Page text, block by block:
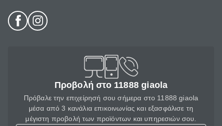
Προβολή στο 11888 giaola
Πρόβαλε την επιχείρησή σου σήμερα στο 11888 giaola
μέσα από 3 κανάλια επικοινωνίας και εξασφάλισε τη
μέγιστη προβολή των προϊόντων και υπηρεσιών σου.